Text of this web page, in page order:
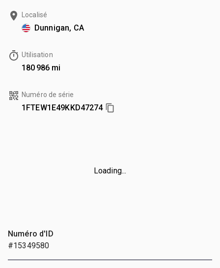
Localisé
Dunnigan, CA
Utilisation
180 986 mi
Numéro de série
1FTEW1E49KKD47274
Loading...
Numéro d'ID
#15349580